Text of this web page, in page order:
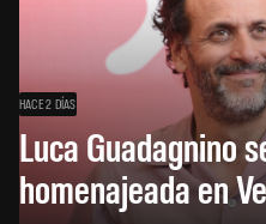
HACE 2 DÍAS
Luca Guadagnino
homenajeada en